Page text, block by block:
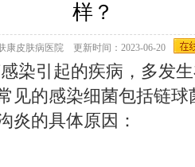
样？
康皮肤病医院 更新时间：2023-06-20
引起的疾病，多发生
见的感染细菌包括链
炎的具体原因：